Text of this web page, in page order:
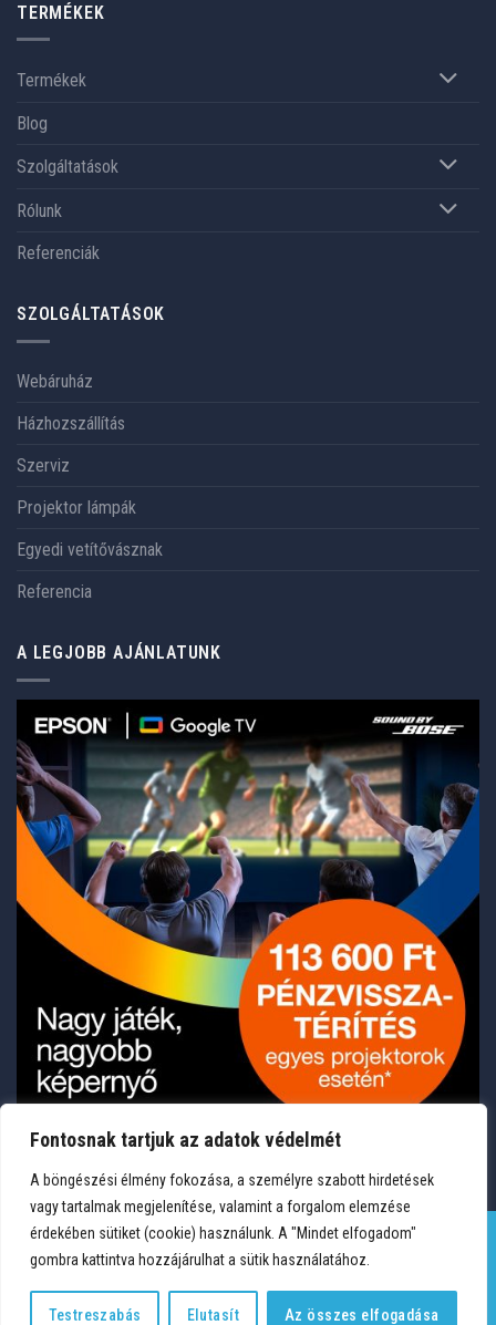
Fontosnak tartjuk az adatok védelmét
A böngészési élmény fokozása, a személyre szabott hirdetések
vagy tartalmak megjelenítése, valamint a forgalom elemzése
érdekében sütiket (cookie) használunk. A "Mindet elfogadom"
gombra kattintva hozzájárulhat a sütik használatához.
Testreszabás Elutasít Az összes elfogadása
TERMÉKEK
Termékek
Blog
Szolgáltatások
Rólunk
Referenciák
SZOLGÁLTATÁSOK
Webáruház
Házhozszállítás
Szerviz
Projektor lámpák
Egyedi vetítővásznak
Referencia
A LEGJOBB AJÁNLATUNK